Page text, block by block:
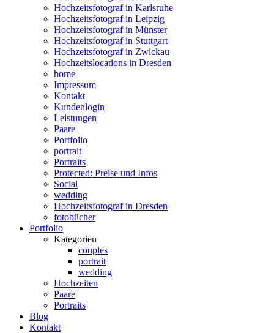
Hochzeitsfotograf in Karlsruhe
Hochzeitsfotograf in Leipzig
Hochzeitsfotograf in Münster
Hochzeitsfotograf in Stuttgart
Hochzeitsfotograf in Zwickau
Hochzeitslocations in Dresden
home
Impressum
Kontakt
Kundenlogin
Leistungen
Paare
Portfolio
portrait
Portraits
Protected: Preise und Infos
Social
wedding
Hochzeitsfotograf in Dresden
fotobücher
Portfolio
Kategorien
couples
portrait
wedding
Hochzeiten
Paare
Portraits
Blog
Kontakt